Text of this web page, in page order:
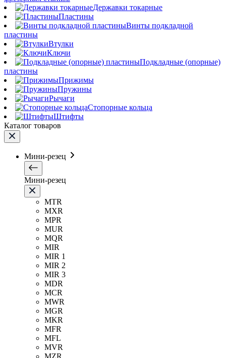
Державки токарные
Пластины
Винты подкладной
пластины
Втулки
Ключи
Подкладные (опорные)
пластины
Прижимы
Пружины
Рычаги
Стопорные кольца
Штифты
Каталог товаров
Мини-резец
Мини-резец
MTR
MXR
MPR
MUR
MQR
MIR
MIR 1
MIR 2
MIR 3
MDR
MCR
MWR
MGR
MKR
MFR
MFL
MVR
MZR